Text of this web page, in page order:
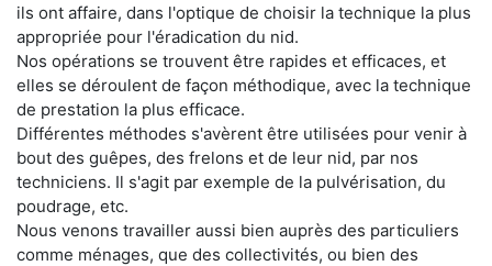
ils ont affaire, dans l'optique de choisir la technique la plus
appropriée pour l'éradication du nid.
Nos opérations se trouvent être rapides et efficaces, et
elles se déroulent de façon méthodique, avec la technique
de prestation la plus efficace.
Différentes méthodes s'avèrent être utilisées pour venir à
bout des guêpes, des frelons et de leur nid, par nos
techniciens. Il s'agit par exemple de la pulvérisation, du
poudrage, etc.
Nous venons travailler aussi bien auprès des particuliers
comme ménages, que des collectivités, ou bien des